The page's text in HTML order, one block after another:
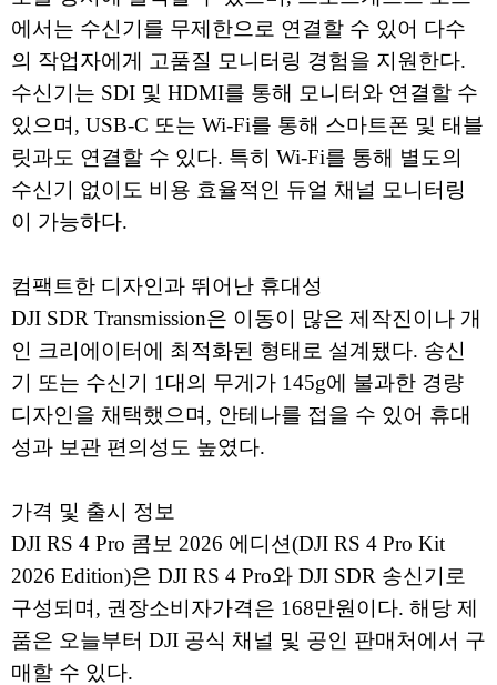
에서는 수신기를 무제한으로 연결할 수 있어 다수
의 작업자에게 고품질 모니터링 경험을 지원한다.
수신기는 SDI 및 HDMI를 통해 모니터와 연결할 수
있으며, USB-C 또는 Wi-Fi를 통해 스마트폰 및 태블
릿과도 연결할 수 있다. 특히 Wi-Fi를 통해 별도의
수신기 없이도 비용 효율적인 듀얼 채널 모니터링
이 가능하다.
컴팩트한 디자인과 뛰어난 휴대성
DJI SDR Transmission은 이동이 많은 제작진이나 개
인 크리에이터에 최적화된 형태로 설계됐다. 송신
기 또는 수신기 1대의 무게가 145g에 불과한 경량
디자인을 채택했으며, 안테나를 접을 수 있어 휴대
성과 보관 편의성도 높였다.
가격 및 출시 정보
DJI RS 4 Pro 콤보 2026 에디션(DJI RS 4 Pro Kit
2026 Edition)은 DJI RS 4 Pro와 DJI SDR 송신기로
구성되며, 권장소비자가격은 168만원이다. 해당 제
품은 오늘부터 DJI 공식 채널 및 공인 판매처에서 구
매할 수 있다.